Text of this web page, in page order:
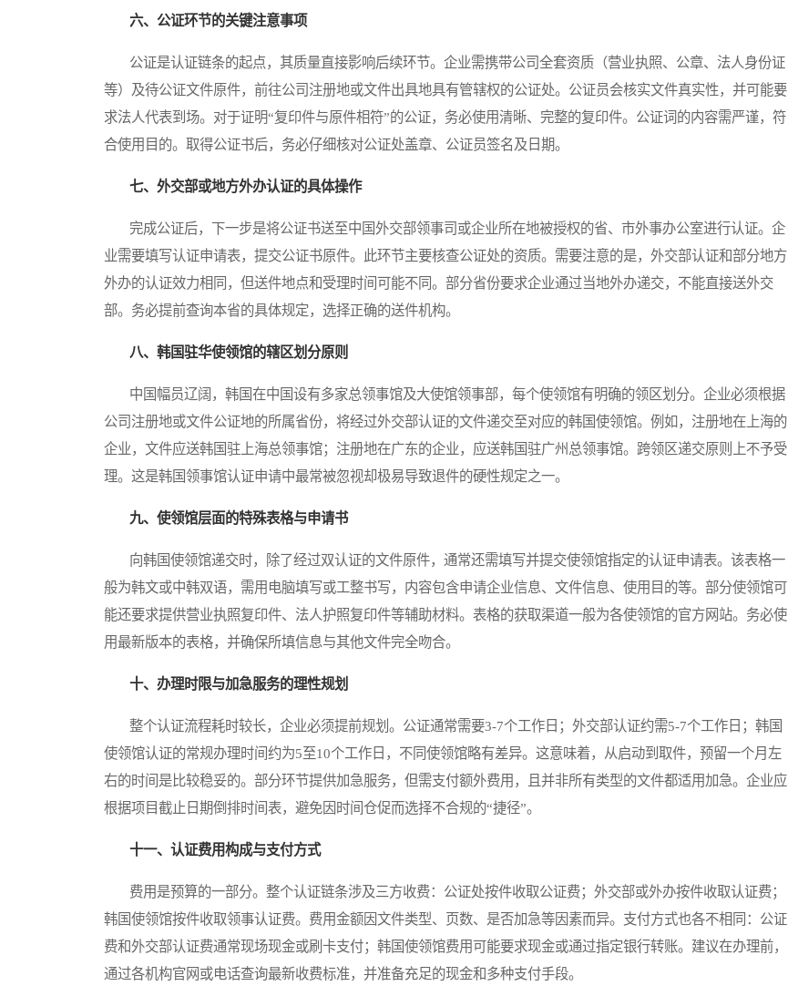
六、公证环节的关键注意事项
公证是认证链条的起点，其质量直接影响后续环节。企业需携带公司全套资质（营业执照、公章、法人身份证
等）及待公证文件原件，前往公司注册地或文件出具地具有管辖权的公证处。公证员会核实文件真实性，并可能要
求法人代表到场。对于证明“复印件与原件相符”的公证，务必使用清晰、完整的复印件。公证词的内容需严谨，符
合使用目的。取得公证书后，务必仔细核对公证处盖章、公证员签名及日期。
七、外交部或地方外办认证的具体操作
完成公证后，下一步是将公证书送至中国外交部领事司或企业所在地被授权的省、市外事办公室进行认证。企
业需要填写认证申请表，提交公证书原件。此环节主要核查公证处的资质。需要注意的是，外交部认证和部分地方
外办的认证效力相同，但送件地点和受理时间可能不同。部分省份要求企业通过当地外办递交，不能直接送外交
部。务必提前查询本省的具体规定，选择正确的送件机构。
八、韩国驻华使领馆的辖区划分原则
中国幅员辽阔，韩国在中国设有多家总领事馆及大使馆领事部，每个使领馆有明确的领区划分。企业必须根据
公司注册地或文件公证地的所属省份，将经过外交部认证的文件递交至对应的韩国使领馆。例如，注册地在上海的
企业，文件应送韩国驻上海总领事馆；注册地在广东的企业，应送韩国驻广州总领事馆。跨领区递交原则上不予受
理。这是韩国领事馆认证申请中最常被忽视却极易导致退件的硬性规定之一。
九、使领馆层面的特殊表格与申请书
向韩国使领馆递交时，除了经过双认证的文件原件，通常还需填写并提交使领馆指定的认证申请表。该表格一
般为韩文或中韩双语，需用电脑填写或工整书写，内容包含申请企业信息、文件信息、使用目的等。部分使领馆可
能还要求提供营业执照复印件、法人护照复印件等辅助材料。表格的获取渠道一般为各使领馆的官方网站。务必使
用最新版本的表格，并确保所填信息与其他文件完全吻合。
十、办理时限与加急服务的理性规划
整个认证流程耗时较长，企业必须提前规划。公证通常需要3-7个工作日；外交部认证约需5-7个工作日；韩国
使领馆认证的常规办理时间约为5至10个工作日，不同使领馆略有差异。这意味着，从启动到取件，预留一个月左
右的时间是比较稳妥的。部分环节提供加急服务，但需支付额外费用，且并非所有类型的文件都适用加急。企业应
根据项目截止日期倒排时间表，避免因时间仓促而选择不合规的“捷径”。
十一、认证费用构成与支付方式
费用是预算的一部分。整个认证链条涉及三方收费：公证处按件收取公证费；外交部或外办按件收取认证费；
韩国使领馆按件收取领事认证费。费用金额因文件类型、页数、是否加急等因素而异。支付方式也各不相同：公证
费和外交部认证费通常现场现金或刷卡支付；韩国使领馆费用可能要求现金或通过指定银行转账。建议在办理前，
通过各机构官网或电话查询最新收费标准，并准备充足的现金和多种支付手段。